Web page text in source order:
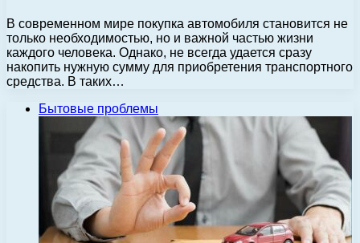
В современном мире покупка автомобиля становится не
только необходимостью, но и важной частью жизни
каждого человека. Однако, не всегда удается сразу
накопить нужную сумму для приобретения транспортного
средства. В таких…
Бытовые проблемы